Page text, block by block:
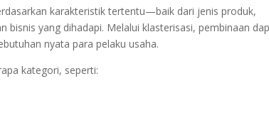
karakteristik tertentu—baik dari jenis produk,
yang dihadapi. Melalui klasterisasi, pembinaan
nyata para pelaku usaha.
kategori, seperti: